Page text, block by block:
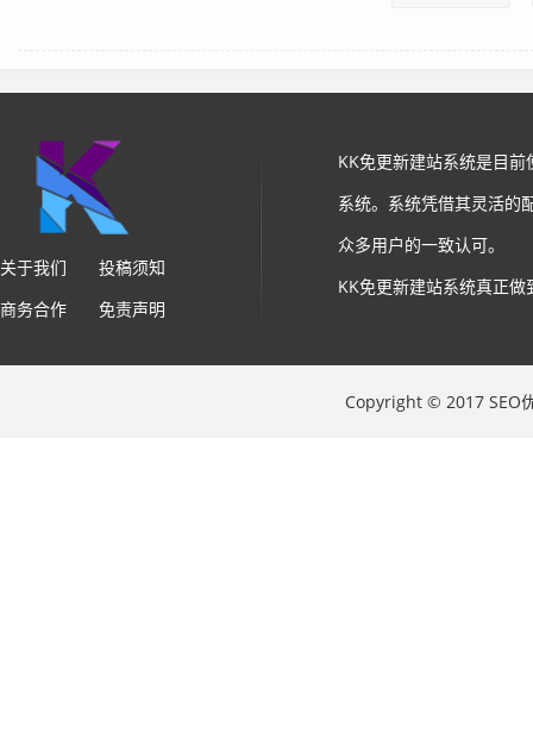
关于我们
投稿须知
商务合作
免责声明
KK免更新建站系统是目
系统。系统凭借其灵活的
众多用户的一致认可。
KK免更新建站系统真正
Copyright © 2017 SEO